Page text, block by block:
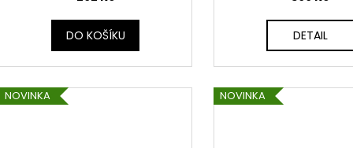
DO KOŠÍKU DETAIL
NOVINKA NOVINKA